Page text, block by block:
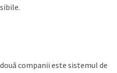
companii este sistemul de